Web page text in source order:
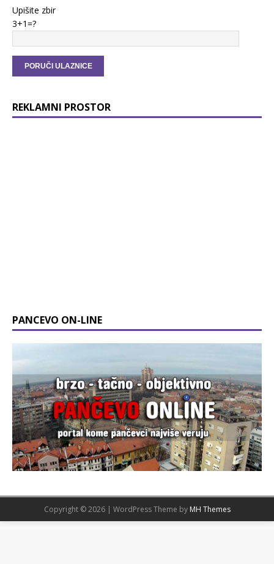
Upišite zbir
3+1=?
REKLAMNI PROSTOR
PANCEVO ON-LINE
Copyright © 2026 | WordPress Theme by MH Themes